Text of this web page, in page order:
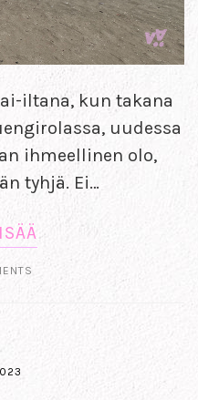
iltana, kun takana
uudessa
ihmeellinen olo,
tyhjä. Ei…